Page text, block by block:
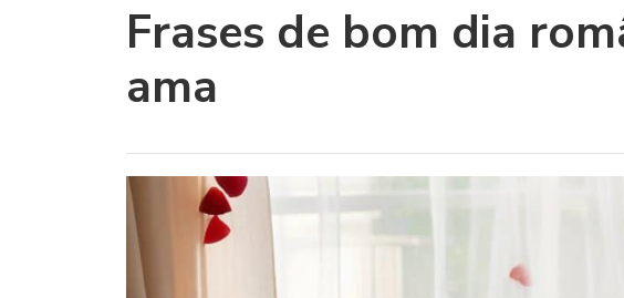
Frases de bom dia
ama